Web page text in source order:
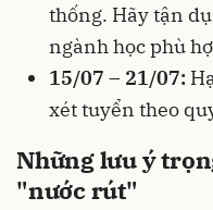
thống. Hãy tận
ngành học phù
15/07 – 21/07:
xét tuyển theo
Những lưu ý
"nước rút"